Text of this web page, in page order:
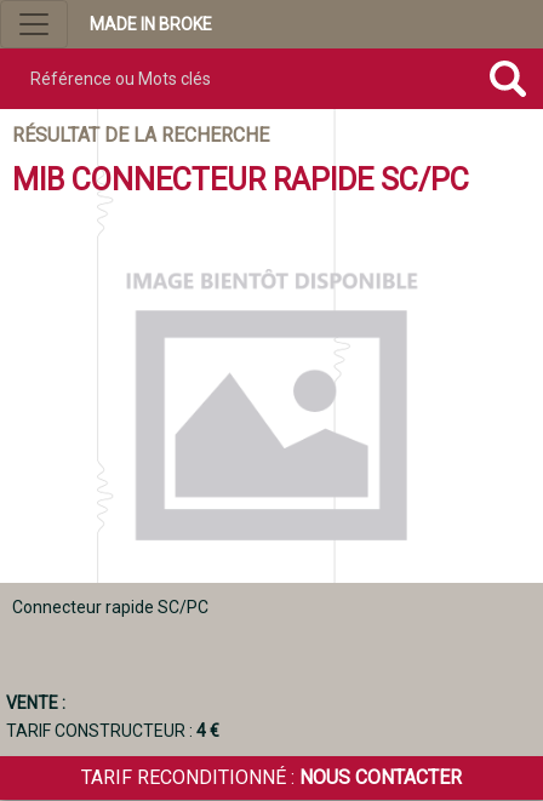
MADE IN BROKE
RÉSULTAT DE LA RECHERCHE
MIB CONNECTEUR RAPIDE SC/PC
Connecteur rapide SC/PC
VENTE :
TARIF CONSTRUCTEUR : 4 €
TARIF RECONDITIONNÉ : NOUS CONTACTER